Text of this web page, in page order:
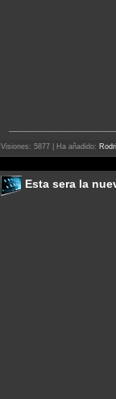
Visiones: 5877 | Ha añadido:
Esta sera la